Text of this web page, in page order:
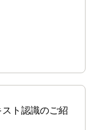
スト認識のご紹